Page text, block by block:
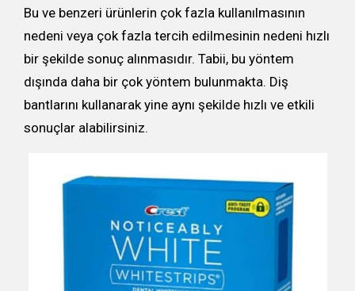
Bu ve benzeri ürünlerin çok fazla kullanılmasının
nedeni veya çok fazla tercih edilmesinin nedeni hızlı
bir şekilde sonuç alınmasıdır. Tabii, bu yöntem
dışında daha bir çok yöntem bulunmakta. Diş
bantlarını kullanarak yine aynı şekilde hızlı ve etkili
sonuçlar alabilirsiniz.